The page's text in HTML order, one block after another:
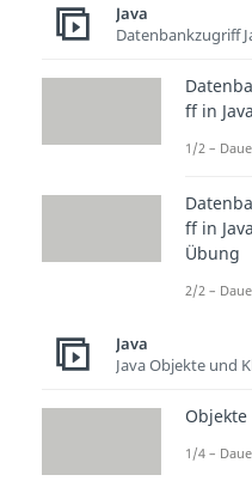
Die
Diese
ist, wird
der
Java
Datenbankzugriff
ff in Java
1/2 –
ff in
Übung
2/2 –
Java
Java Objekte und
Objekte
1/4 –